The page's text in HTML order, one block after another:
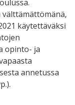
käytettäväksi
opinto- ja
annetussa